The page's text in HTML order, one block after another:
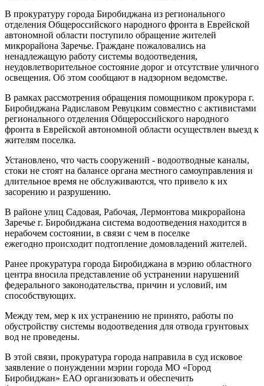
В прокуратуру города Биробиджана из регионального
отделения Общероссийского народного фронта в Еврейской
автономной области поступило обращение жителей
микрорайона Заречье. Граждане пожаловались на
ненадлежащую работу системы водоотведения,
неудовлетворительное состояние дорог и отсутствие уличного
освещения. Об этом сообщают в надзорном ведомстве.
В рамках рассмотрения обращения помощником прокурора г.
Биробиджана Радиславом Ревуцким совместно с активистами
регионального отделения Общероссийского народного
фронта в Еврейской автономной области осуществлен выезд к
жителям поселка.
Установлено, что часть сооружений - водоотводные каналы,
стоки не стоят на балансе органа местного самоуправления и
длительное время не обслуживаются, что привело к их
засорению и разрушению.
В районе улиц Садовая, Рабочая, Лермонтова микрорайона
Заречье г. Биробиджана система водоотведения находится в
нерабочем состоянии, в связи с чем в поселке
ежегодно происходит подтопление домовладений жителей.
Ранее прокуратура города Биробиджана в мэрию областного
центра вносила представление об устранении нарушений
федерального законодательства, причин и условий, им
способствующих.
Между тем, мер к их устранению не принято, работы по
обустройству системы водоотведения для отвода грунтовых
вод не проведены.
В этой связи, прокуратура города направила в суд исковое
заявление о понуждении мэрии города МО «Город
Биробиджан» ЕАО организовать и обеспечить